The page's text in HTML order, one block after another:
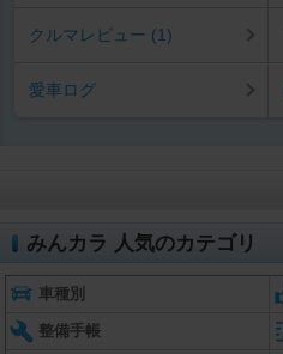
クルマレビュー (1)
愛車ログ
みんカラ 人気のカテゴリ
車種別
整備手帳